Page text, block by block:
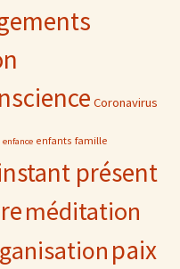
Coronavirus
enfance enfants famille
présent
méditation
paix